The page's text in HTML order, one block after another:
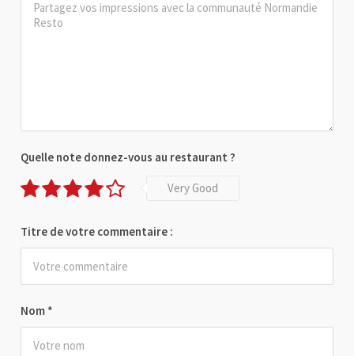
Nom *
Quelle note donnez-vous au restaurant ?
Very Good
Titre de votre commentaire :